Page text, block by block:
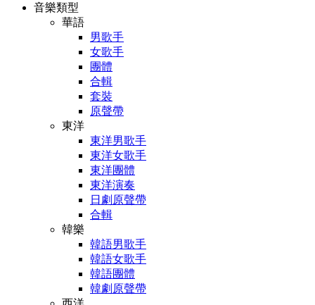
音樂類型
華語
男歌手
女歌手
團體
合輯
套裝
原聲帶
東洋
東洋男歌手
東洋女歌手
東洋團體
東洋演奏
日劇原聲帶
合輯
韓樂
韓語男歌手
韓語女歌手
韓語團體
韓劇原聲帶